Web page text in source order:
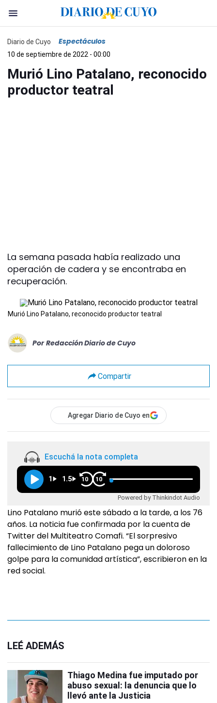
Diario de Cuyo Espectáculos
10 de septiembre de 2022 - 00:00
Murió Lino Patalano, reconocido
productor teatral
La semana pasada había realizado una
operación de cadera y se encontraba en
recuperación.
Murió Lino Patalano, reconocido productor teatral
Por Redacción Diario de Cuyo
Compartir
Agregar Diario de Cuyo en
Escuchá la nota completa
1 1.5 10 10
Powered by Thinkindot Audio
Lino Patalano murió este sábado a la tarde, a los 76
años. La noticia fue confirmada por la cuenta de
Twitter del Multiteatro Comafi. “El sorpresivo
fallecimiento de Lino Patalano pega un doloroso
golpe para la comunidad artística”, escribieron en la
red social.
LEÉ ADEMÁS
Thiago Medina fue imputado por
abuso sexual: la denuncia que lo
llevó ante la Justicia